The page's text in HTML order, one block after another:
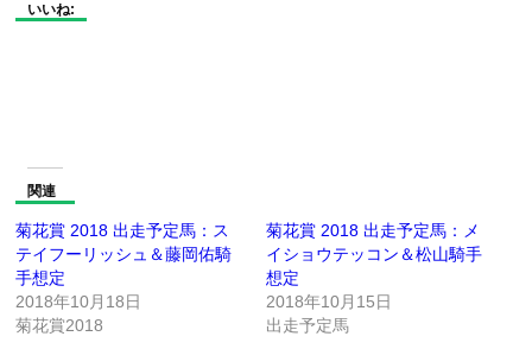
いいね:
関連
菊花賞 2018 出走予定馬：ス
テイフーリッシュ＆藤岡佑騎
手想定
2018年10月18日
菊花賞2018
菊花賞 2018 出走予定馬：メ
イショウテッコン＆松山騎手
想定
2018年10月15日
出走予定馬